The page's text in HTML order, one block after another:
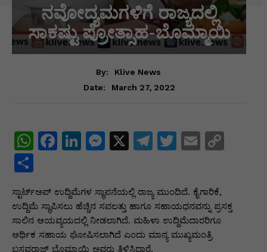
ನವೋದ್ಯಮಗಳಿಗೆ ರಾಜ್ಯದಲ್ಲಿ
ಸಾಕಷ್ಟು ಪ್ರೋತ್ಸಾಹ-ಬೊಮ್ಮಾಯಿ
By:
Klive News
Date:
March 27, 2022
W
s
A
p
F
e
b
o
Li
e
dI
n
M
s
e
n
X
T
gr
a
m
T
er
E
l
y
Li
ar
e
ಸ್ಟಾರ್ಟ್‌ಅಪ್ ಉದ್ದಿಮೆಗಳ ಸ್ಥಾಪನೆಯಲ್ಲಿ ರಾಜ್ಯ ಮುಂದಿದೆ. ಕೈಗಾರಿಕೆ,
ಉದ್ದಿಮೆ ಸ್ಥಾಪಿಸಲು ಹೆಚ್ಚಿನ ಸವಲತ್ತು ಹಾಗೂ ಸಹಾಯಧನವನ್ನು ಪ್ರಸಕ್ತ
ಸಾಲಿನ ಆಯವ್ಯಯದಲ್ಲಿ ನೀಡಲಾಗಿದೆ. ಮಹಿಳಾ ಉದ್ದಿಮೆದಾರರಿಗೂ
ಆರ್ಥಿಕ ಸಹಾಯ ಘೋಷಿಸಲಾಗಿದೆ ಎಂದು ಮಾನ್ಯ ಮುಖ್ಯಮಂತ್ರಿ
ಬಸವರಾಜ್ ಬೊಮ್ಮಾಯಿ ಅವರು ತಿಳಿಸಿದ್ದಾರೆ.